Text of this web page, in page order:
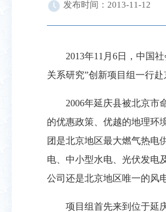
发布时间：2013-11-12
2013年11月6日，中国
关系研究”创新项目组一行
2006年延庆县被北京市
的优惠政策、优越的地理环
团是北京地区最大燃气热电
电、中小型水电、光伏发电
公司还是北京地区唯一的风
项目组首先来到位于延